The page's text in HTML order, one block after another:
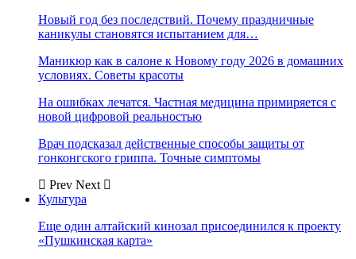
Новый год без последствий. Почему праздничные
каникулы становятся испытанием для…
Маникюр как в салоне к Новому году 2026 в домашних
условиях. Советы красоты
На ошибках лечатся. Частная медицина примиряется с
новой цифровой реальностью
Врач подсказал действенные способы защиты от
гонконгского гриппа. Точные симптомы
Prev Next
Культура
Еще один алтайский кинозал присоединился к проекту
«Пушкинская карта»